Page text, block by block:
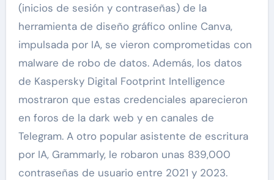
(inicios de sesión y contraseñas) de la
herramienta de diseño gráfico online Canva,
impulsada por IA, se vieron comprometidas con
malware de robo de datos. Además, los datos
de Kaspersky Digital Footprint Intelligence
mostraron que estas credenciales aparecieron
en foros de la dark web y en canales de
Telegram. A otro popular asistente de escritura
por IA, Grammarly, le robaron unas 839,000
contraseñas de usuario entre 2021 y 2023.